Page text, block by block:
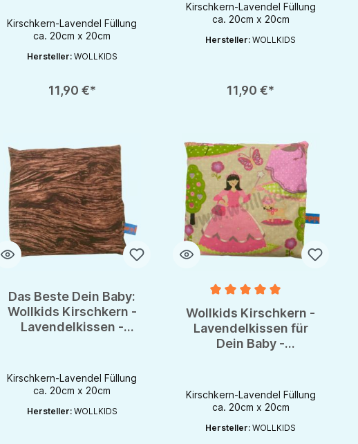
Kirschkern-Lavendel Füllung
ca. 20cm x 20cm
Hersteller: WOLLKIDS
11,90 €*
Kirschkern-Lavendel Füllung
ca. 20cm x 20cm
Hersteller:WOLLKIDS
11,90 €*
Das Beste Dein Baby:
Wollkids Kirschkern -
Lavendelkissen -
Kirschkern-Lavendel Füllung
ca. 20cm x 20cm
Hersteller: WOLLKIDS
Durchschnittliche Bewertung von
Wollkids Kirschkern -
Lavendelkissen für
Dein Baby -
Kirschkern-Lavendel Füllung
ca. 20cm x 20cm
Hersteller:WOLLKIDS